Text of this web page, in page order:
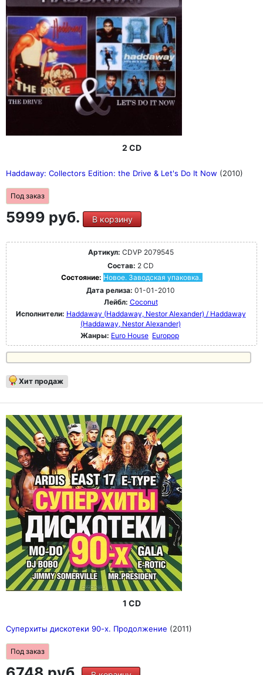
2 CD
Haddaway: Collectors Edition: the Drive & Let's Do It Now (2010)
Под заказ
5999 руб. В корзину
Артикул: CDVP 2079545
Состав: 2 CD
Состояние: Новое. Заводская упаковка.
Дата релиза: 01-01-2010
Лейбл: Coconut
Исполнители: Haddaway (Haddaway, Nestor Alexander) / Haddaway
(Haddaway, Nestor Alexander)
Жанры: Euro House Europop
Хит продаж
1 CD
Суперхиты дискотеки 90-х. Продолжение (2011)
Под заказ